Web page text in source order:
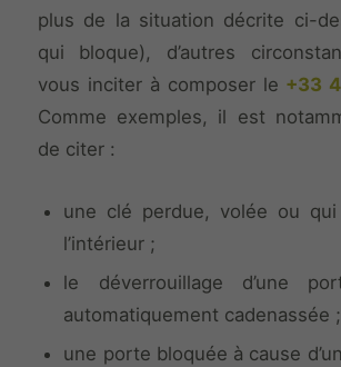
plus de la situation décrite ci-
qui bloque), d’autres
vous inciter à composer le +33
Comme exemples, il est
de citer :
une clé perdue, volée ou
l’intérieur ;
le déverrouillage d’une
automatiquement cadenassée ;
une porte bloquée à cause